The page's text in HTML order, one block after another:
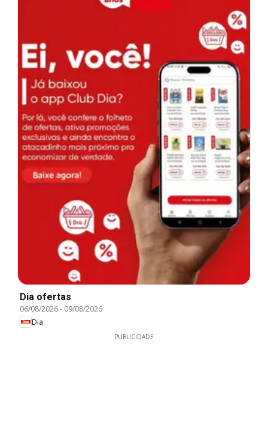
Dia ofertas
06/08/2026- 09/08/2026
Dia
PUBLICIDADE